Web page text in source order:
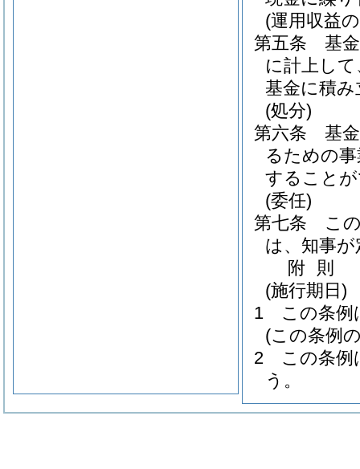
(運用収益
第五条
基
に計上し
基金に積
(処分)
第六条
基
るための
すること
(委任)
第七条
こ
は、知事
附 則
(施行期日)
1
この条例
(この条例
2
この条例
う。